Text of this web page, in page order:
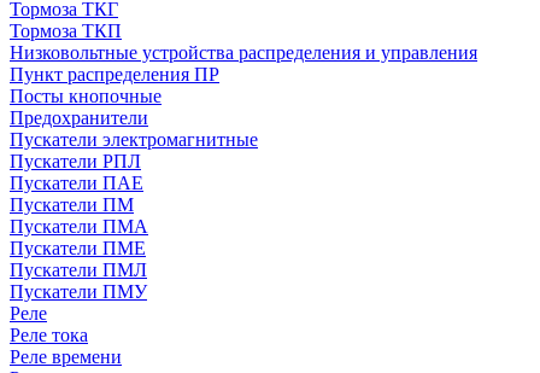
Тормоза ТКГ
Тормоза ТКП
Низковольтные устройства распределения и управления
Пункт распределения ПР
Посты кнопочные
Предохранители
Пускатели электромагнитные
Пускатели РПЛ
Пускатели ПАЕ
Пускатели ПМ
Пускатели ПМА
Пускатели ПМЕ
Пускатели ПМЛ
Пускатели ПМУ
Реле
Реле тока
Реле времени